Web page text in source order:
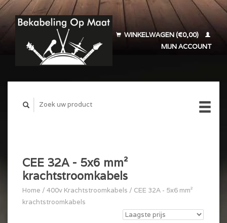
WINKELWAGEN (€0,00)
MIJN ACCOUNT
CEE 32A - 5x6 mm²
krachtstroomkabels
Home / 400v Krachtstroomkabels / CEE 32A - 5x6 mm²
krachtstroomkabels